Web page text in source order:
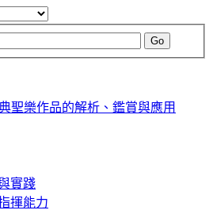
Go
聖樂作品的解析、鑑賞與應用
實踐
揮能力